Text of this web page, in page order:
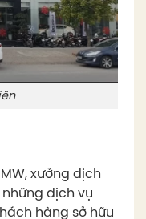
xưởng dịch
những dịch vụ
hàng sở hữu